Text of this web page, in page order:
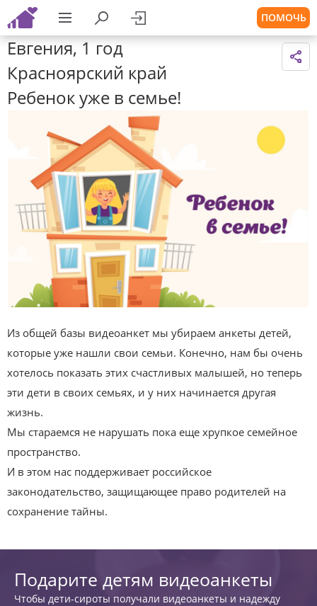
ПОМОЧЬ
Евгения, 1 год
Красноярский край
Ребенок уже в семье!
Из общей базы видеоанкет мы убираем анкеты детей,
которые уже нашли свои семьи. Конечно, нам бы очень
хотелось показать этих счастливых малышей, но теперь
эти дети в своих семьях, и у них начинается другая
жизнь.
Мы стараемся не нарушать пока еще хрупкое семейное
пространство.
И в этом нас поддерживает российское
законодательство, защищающее право родителей на
сохранение тайны.
Подарите детям видеоанкеты
Чтобы дети-сироты получали видеоанкеты и надежду